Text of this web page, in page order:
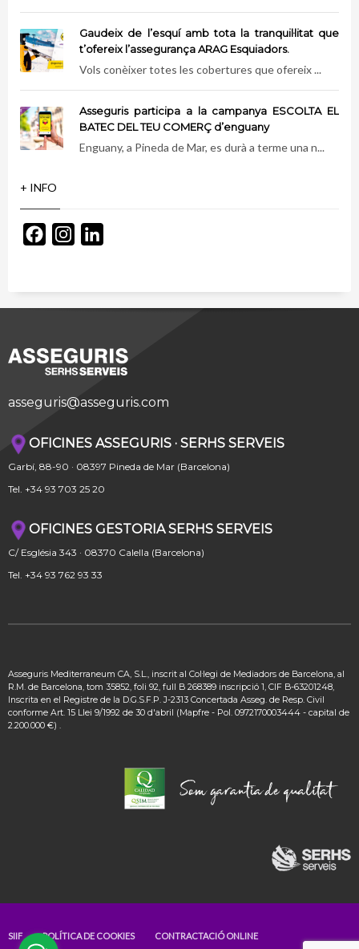
Gaudeix de l’esquí amb tota la tranquil·litat que
t’ofereix l’assegurança ARAG Esquiadors.
Vols conèixer totes les cobertures que ofereix ...
Asseguris participa a la campanya ESCOLTA EL
BATEC DEL TEU COMERÇ d’enguany
Enguany, a Pineda de Mar, es durà a terme una n...
+ INFO
FacebookInstagram
asseguris@asseguris.com
OFICINES ASSEGURIS · SERHS SERVEIS
Garbí, 88-90 · 08397 Pineda de Mar (Barcelona)
Tel. +34 93 703 25 20
OFICINES GESTORIA SERHS SERVEIS
C/ Església 343 · 08370 Calella (Barcelona)
Tel. +34 93 762 93 33
Asseguris Mediterraneum CA, S.L., inscrit al Col·legi de Mediadors de Barcelona, al
R.M. de Barcelona, tom 35852, foli 92, full B 268389 inscripció 1, CIF B-63201248,
Inscrita en el Registre de la D.G.S.F.P. J-2313 Concertada Asseg. de Resp. Civil
conforme Art. 15 Llei 9/1992 de 30 d'abril (Mapfre - Pol. 0972170003444 - capital de
2.200.000 €) .
SIIF POLÍTICA DE COOKIES CONTRACTACIÓ ONLINE